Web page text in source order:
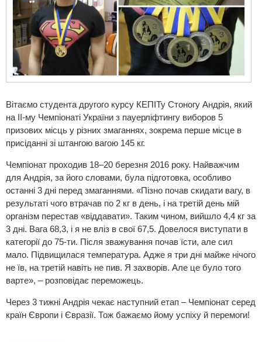
Вітаємо студента другого курсу КЕПІТу Стоногу Андрія, який
на ІІ-му Чемпіонаті України з пауерліфтингу виборов 5
призових місць у різних змаганнях, зокрема перше місце в
присіданні зі штангою вагою 145 кг.
Чемпіонат проходив 18–20 березня 2016 року. Найважчим
для Андрія, за його словами, була підготовка, особливо
останні 3 дні перед змаганнями. «Пізно почав скидати вагу, в
результаті чого втрачав по 2 кг в день, і на третій день мій
організм перестав «віддавати». Таким чином, вийшло 4,4 кг за
3 дні. Вага 68,3, і я не вліз в свої 67,5. Довелося виступати в
категорії до 75-ти. Після зважування почав їсти, але сил
мало. Підвищилася температура. Адже я три дні майже нічого
не їв, на третій навіть не пив. Я захворів. Але це було того
варте», – розповідає переможець.
Через 3 тижні Андрія чекає наступний етап – Чемпіонат серед
країн Європи і Євразії. Тож бажаємо йому успіху й перемоги!